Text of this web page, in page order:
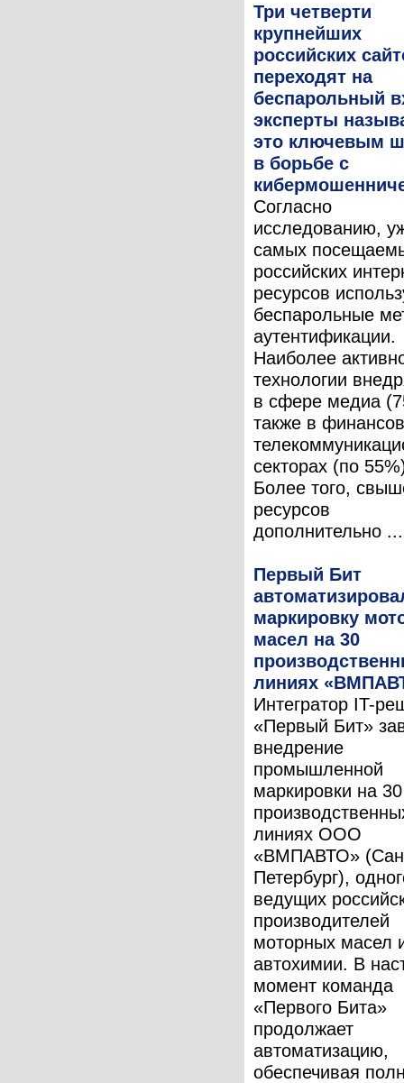
Три четверти
крупнейших
российских
переходят на
беспарольный
эксперты
это ключевым
в борьбе с
Согласно
исследованию,
самых
российских
ресурсов
беспарольные
аутентификации.
Наиболее
технологии
в сфере медиа
также в
секторах (по
Более того,
ресурсов
дополнительно ...
Первый Бит
маркировку
масел на 30
линиях
Интегратор IT-
«Первый Бит»
внедрение
промышленной
маркировки на 30
линиях ООО
«ВМПАВТО»
Петербург),
ведущих
производителей
моторных масел
автохимии. В
момент команда
«Первого Бита»
продолжает
автоматизацию,
обеспечивая